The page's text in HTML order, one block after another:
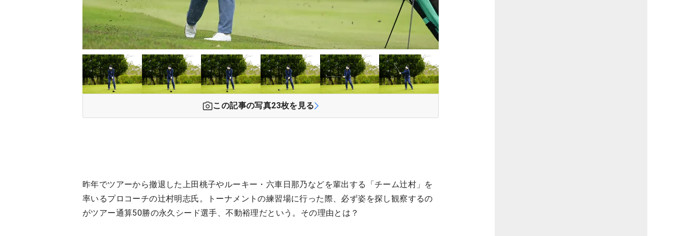
この記事の写真23枚を見る
昨年でツアーから撤退した上田桃子やルーキー・六車日那乃などを輩出する「チーム辻村」を
率いるプロコーチの辻村明志氏。トーナメントの練習場に行った際、必ず姿を探し観察するの
がツアー通算50勝の永久シード選手、不動裕理だという。その理由とは？